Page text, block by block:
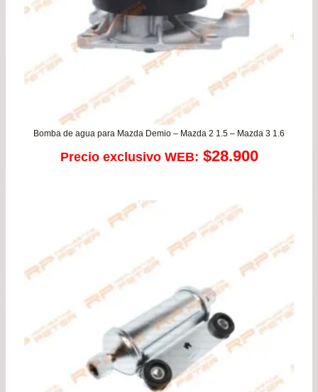
Bomba de agua para Mazda Demio – Mazda 2 1.5 – Mazda 3 1.6
Precio exclusivo WEB: $28.900